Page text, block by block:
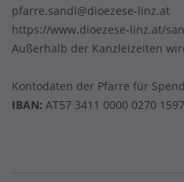
pfarre.sandl@dioezese-linz.at
https://www.dioezese-linz.at/
Außerhalb der Kanzleizeiten
Kontodaten der Pfarre für
IBAN: AT57 3411 0000 0270 1597